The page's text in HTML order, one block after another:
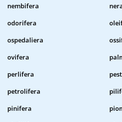
nembifera
odorifera
ospedaliera
ovifera
perlifera
petrolifera
pinifera